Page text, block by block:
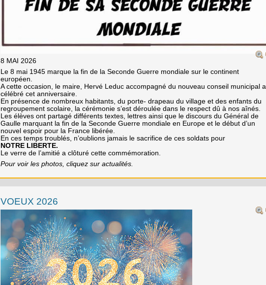
8 MAI 2026
Le 8 mai 1945 marque la fin de la Seconde Guerre mondiale sur le continent
européen.
A cette occasion, le maire, Hervé Leduc accompagné du nouveau conseil municipal a
célébré cet anniversaire.
En présence de nombreux habitants, du porte- drapeau du village et des enfants du
regroupement scolaire, la cérémonie s’est déroulée dans le respect dû à nos aînés.
Les élèves ont partagé différents textes, lettres ainsi que le discours du Général de
Gaulle marquant la fin de la Seconde Guerre mondiale en Europe et le début d’un
nouvel espoir pour la France libérée.
En ces temps troublés, n’oublions jamais le sacrifice de ces soldats pour
NOTRE LIBERTE.
Le verre de l’amitié a clôturé cette commémoration.
Pour voir les photos, cliquez sur actualités.
VOEUX 2026